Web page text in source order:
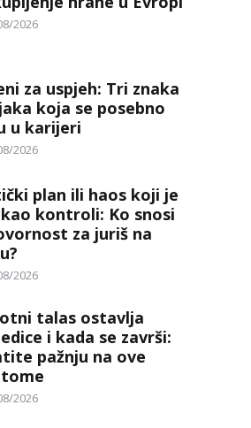
2026
za uspjeh: Tri znaka
koja se posebno
u karijeri
2026
plan ili haos koji je
kontroli: Ko snosi
za juriš na
2026
talas ostavlja
i kada se završi:
pažnju na ove
2026